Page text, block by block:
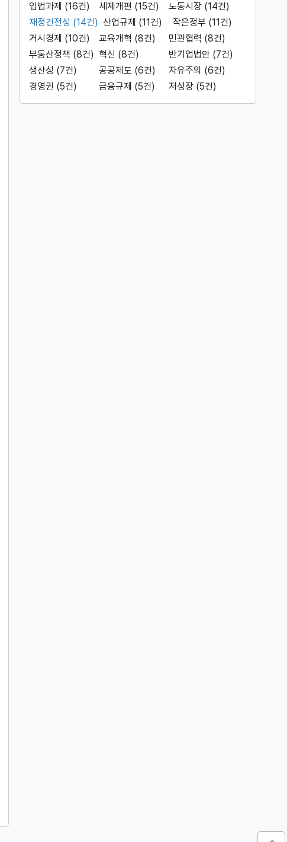
입법과제 (16건)
세제개편 (15건)
노동시장 (14건)
재정건전성 (14건) 산업규제 (11건)
작은정부 (11건)
거시경제 (10건)
교육개혁 (8건)
민관협력 (8건)
부동산정책 (8건) 혁신 (8건)
반기업법안 (7건)
생산성 (7건)
공공제도 (6건)
자유주의 (6건)
경영권 (5건)
금융규제 (5건) 저성장 (5건)